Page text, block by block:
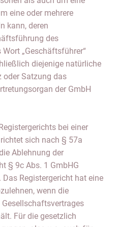
eine oder mehrere
kann, deren
des
„Geschäftsführer“
diejenige natürliche
oder Satzung das
der GmbH
bei einer
sich nach § 57a
Ablehnung der
§ 9c Abs. 1 GmbHG
Registergericht hat eine
wenn die
Für die gesetzlich